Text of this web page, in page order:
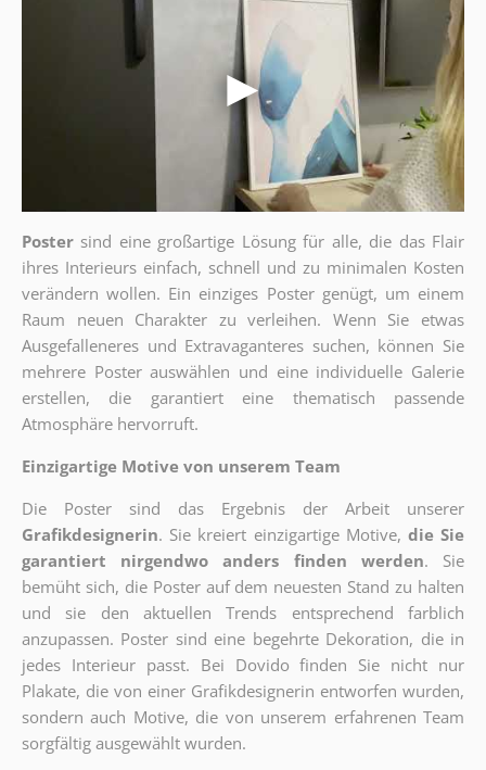
Poster sind eine großartige Lösung für alle, die das Flair
ihres Interieurs einfach, schnell und zu minimalen Kosten
verändern wollen. Ein einziges Poster genügt, um einem
Raum neuen Charakter zu verleihen. Wenn Sie etwas
Ausgefalleneres und Extravaganteres suchen, können Sie
mehrere Poster auswählen und eine individuelle Galerie
erstellen, die garantiert eine thematisch passende
Atmosphäre hervorruft.
Einzigartige Motive von unserem Team
Die Poster sind das Ergebnis der Arbeit unserer
Grafikdesignerin. Sie kreiert einzigartige Motive, die Sie
garantiert nirgendwo anders finden werden. Sie
bemüht sich, die Poster auf dem neuesten Stand zu halten
und sie den aktuellen Trends entsprechend farblich
anzupassen. Poster sind eine begehrte Dekoration, die in
jedes Interieur passt. Bei Dovido finden Sie nicht nur
Plakate, die von einer Grafikdesignerin entworfen wurden,
sondern auch Motive, die von unserem erfahrenen Team
sorgfältig ausgewählt wurden.